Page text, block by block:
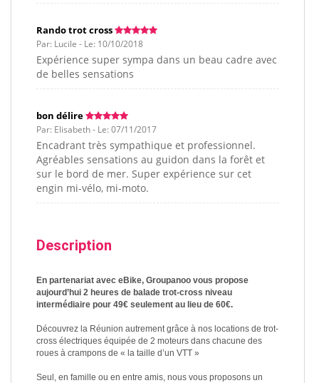
Rando trot cross
Par: Lucile - Le: 10/10/2018
Expérience super sympa dans un beau cadre avec
de belles sensations
bon délire
Par: Elisabeth - Le: 07/11/2017
Encadrant très sympathique et professionnel.
Agréables sensations au guidon dans la forêt et
sur le bord de mer. Super expérience sur cet
engin mi-vélo, mi-moto.
Description
En partenariat avec eBike, Groupanoo vous propose
aujourd’hui 2 heures de balade trot-cross niveau
intermédiaire pour 49€ seulement au lieu de 60€.
Découvrez la Réunion autrement grâce à nos locations de trot-
cross électriques équipée de 2 moteurs dans chacune des
roues à crampons de « la taille d’un VTT »
Seul, en famille ou en entre amis, nous vous proposons un